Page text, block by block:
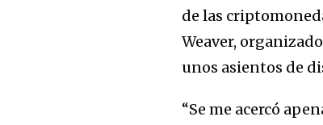
de las
Weaver,
unos asientos de
“Se me acercó